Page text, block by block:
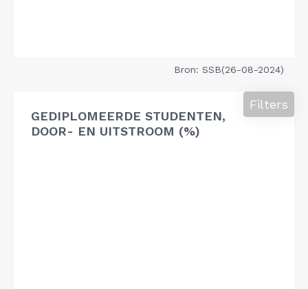
Bron: SSB(26-08-2024)
GEDIPLOMEERDE STUDENTEN,
DOOR- EN UITSTROOM (%)
Filters